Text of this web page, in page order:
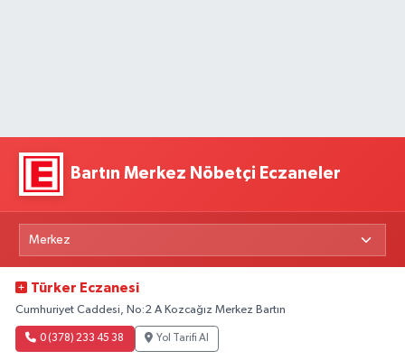
Bartın Merkez Nöbetçi Eczaneler
Türker Eczanesi
Cumhuriyet Caddesi, No:2 A Kozcağız Merkez Bartın
0 (378) 233 45 38 Yol Tarifi Al